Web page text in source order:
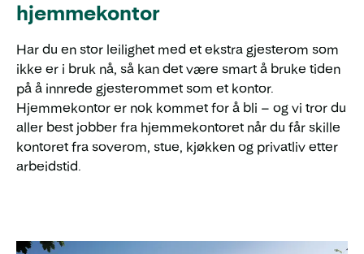
hjemmekontor
Har du en stor leilighet med et ekstra gjesterom som
ikke er i bruk nå, så kan det være smart å bruke tiden
på å innrede gjesterommet som et kontor.
Hjemmekontor er nok kommet for å bli – og vi tror du
aller best jobber fra hjemmekontoret når du får skille
kontoret fra soverom, stue, kjøkken og privatliv etter
arbeidstid.